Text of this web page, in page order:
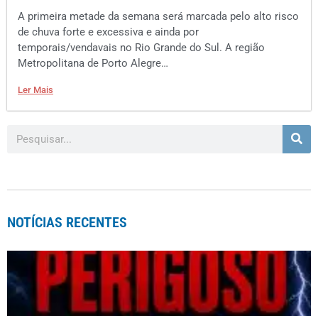
A primeira metade da semana será marcada pelo alto risco
de chuva forte e excessiva e ainda por
temporais/vendavais no Rio Grande do Sul. A região
Metropolitana de Porto Alegre…
Ler Mais
NOTÍCIAS RECENTES